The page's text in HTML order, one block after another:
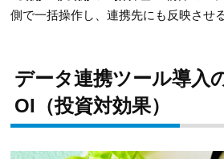
側で一括操作し、連携先にも反映させ
データ連携ツール導入
OI（投資対効果）